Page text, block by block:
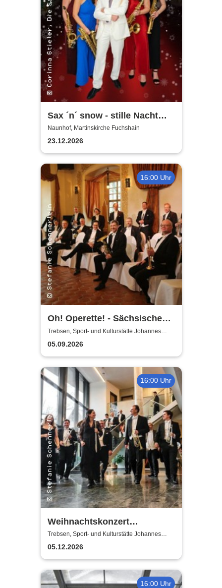
Sax ´n´ snow - stille Nacht
war gestern
Naunhof, Martinskirche Fuchshain
23.12.2026
16:00 Uhr
Oh! Operette! - Sächsische
Bläserphilharmonie
Trebsen, Sport- und Kulturstätte Johannes
Wiede
05.09.2026
16:00 Uhr
Weihnachtskonzert
Adventsglühen - Sächsische
Bläserphilharmonie
Trebsen, Sport- und Kulturstätte Johannes
Wiede
05.12.2026
16:00 Uhr